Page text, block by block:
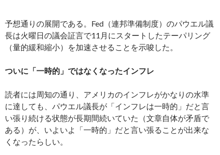
予想通りの展開である。Fed（連邦準備制度）のパウエル議
長は火曜日の議会証言で11月にスタートしたテーパリング
（量的緩和縮小）を加速させることを示唆した。
ついに「一時的」ではなくなったインフレ
読者には周知の通り、アメリカのインフレがかなりの水準
に達しても、パウエル議長が「インフレは一時的」だと言
い張り続ける状態が長期間続いていた（文章自体が矛盾で
ある）が、いよいよ「一時的」だと言い張ることが出来な
くなったらしい。